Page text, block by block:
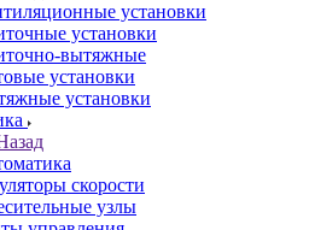
установки
установки
вытяжные
установки
установки
скорости
узлы